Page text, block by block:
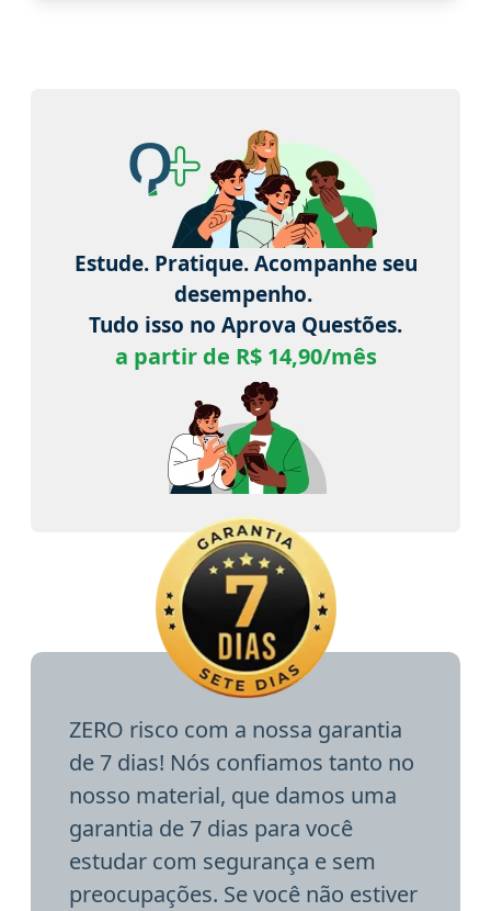
Estude. Pratique. Acompanhe seu
desempenho.
Tudo isso no Aprova Questões.
a partir de R$ 14,90/mês
ZERO risco com a nossa garantia
de 7 dias! Nós confiamos tanto no
nosso material, que damos uma
garantia de 7 dias para você
estudar com segurança e sem
preocupações. Se você não estiver